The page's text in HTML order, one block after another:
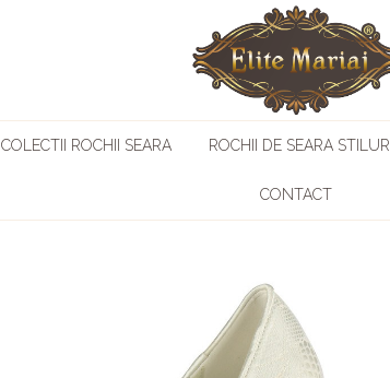
COLECTII ROCHII SEARA ROCHII DE SEARA STILURI
CONTACT